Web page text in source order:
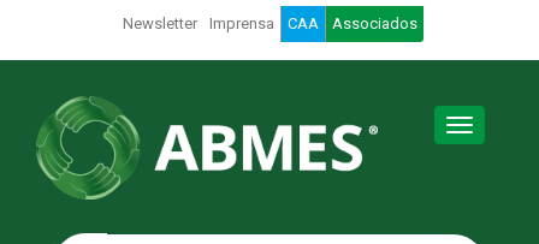
Newsletter Imprensa CAA Associados
Toggle